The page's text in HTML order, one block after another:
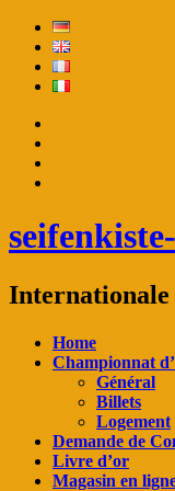
Internationale
Home
Championnat
Général
Billets
Logement
Demande de
Livre d’or
Magasin en